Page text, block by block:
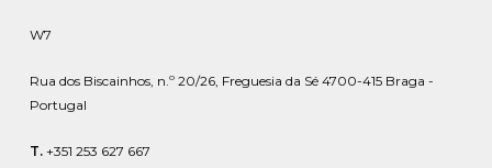
W7
Rua dos Biscainhos, n.º 20/26, Freguesia da Sé 4700-415 Braga -
Portugal
T.+351 253 627 667